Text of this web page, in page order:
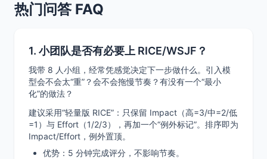
热门问答 FAQ
1. 小团队是否有必要上 RICE/WSJF？
我带 8 人小组，经常凭感觉决定下一步做什么。引入模
型会不会太“重”？会不会拖慢节奏？有没有一个“最小
化”的做法？
建议采用“轻量版 RICE”：只保留 Impact（高=3/中=2/低
=1）与 Effort（1/2/3），再加一个“例外标记”。排序即为
Impact/Effort，例外置顶。
优势：5 分钟完成评分，不影响节奏。